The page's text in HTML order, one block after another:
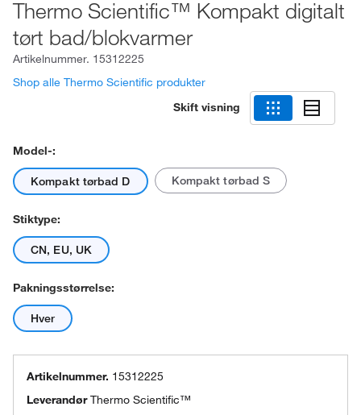
Thermo Scientific™ Kompakt digitalt
tørt bad/blokvarmer
Artikelnummer. 15312225
Shop alle Thermo Scientific produkter
Skift visning
Model-:
Kompakt tørbad D Kompakt tørbad S
Stiktype:
CN, EU, UK
Pakningsstørrelse:
Hver
Artikelnummer. 15312225
LeverandørThermo Scientific™